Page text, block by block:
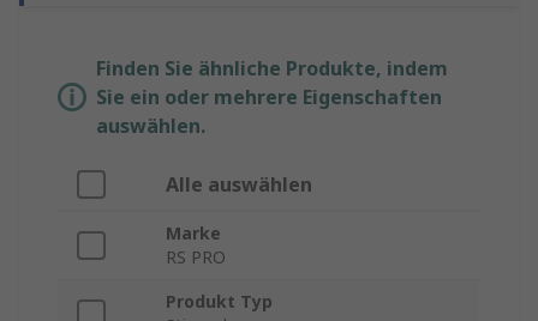
Finden Sie ähnliche Produkte, indem
Sie ein oder mehrere Eigenschaften
auswählen.
Alle auswählen
Marke
RS PRO
Produkt Typ